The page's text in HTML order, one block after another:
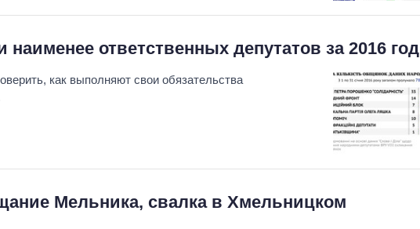
наименее ответственных депутатов за 2016 год
как выполняют свои обязательства
Мельника, свалка в Хмельницком